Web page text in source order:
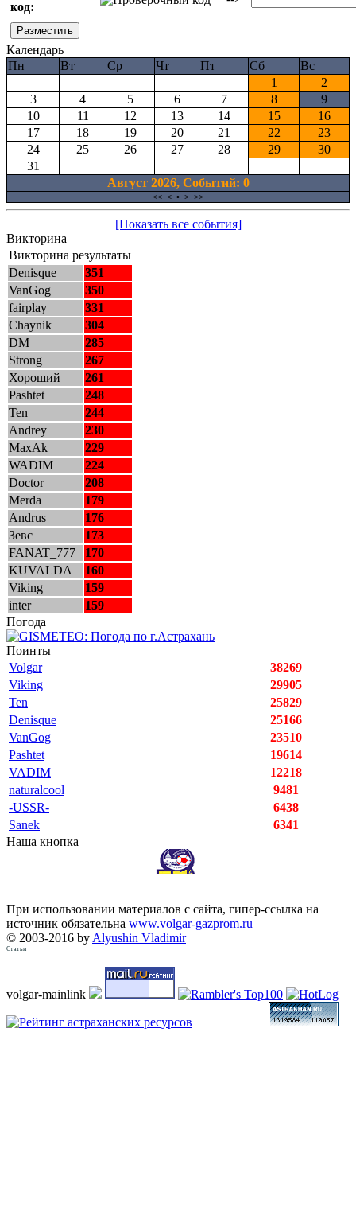
код:
Календарь
Пн
Вт Ср Чт Пт Сб
Вс
1
2
3
4 5 6 7 8
9
10
11 12 13 14 15
16
17
18 19 20 21 22
23
24
25 26 27 28 29
30
31
Август 2026, Cобытий: 0
<< < • > >>
[Показать все события]
Викторина
Викторина результаты
Denisque
351
VanGog
350
fairplay
331
Chaynik
304
DM
285
Strong
267
Хороший
261
Pashtet
248
Ten
244
Andrey
230
MaxAk
229
WADIM
224
Doctor
208
Merda
179
Andrus
176
Зевс
173
FANAT_777
170
KUVALDA
160
Viking
159
inter
159
Погода
Поинты
Volgar
38269
Viking
29905
Ten
25829
Denisque
25166
VanGog
23510
Pashtet
19614
VADIM
12218
naturalcool
9481
-USSR-
6438
Sanek
6341
Наша кнопка
При использовании материалов с сайта, гипер-ссылка на
источник обязательна www.volgar-gazprom.ru
© 2003-2016 by Alyushin Vladimir
Статьи
volgar-mainlink